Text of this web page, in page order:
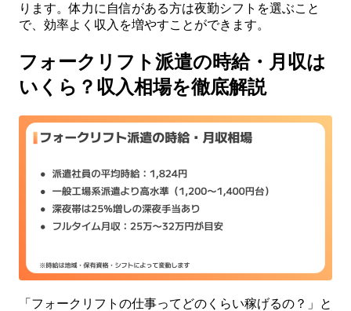
ります。体力に自信がある方は夜勤シフトを選ぶこと
で、効率よく収入を増やすことができます。
フォークリフト派遣の時給・月収は
いくら？収入相場を徹底解説
「フォークリフトの仕事ってどのくらい稼げるの？」と